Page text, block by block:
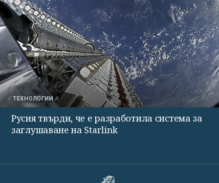
ТЕХНОЛОГИИ
Русия твърди, че е разработила система за
заглушаване на Starlink